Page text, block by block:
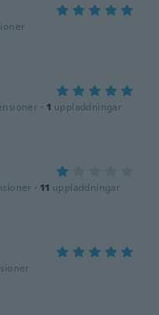
· 1 uppladdningar
· 11 uppladdningar